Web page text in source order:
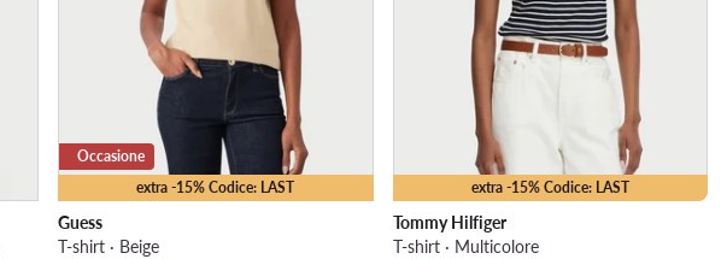
extra -15% Codice: LAST
Occasione
Guess
T-shirt · Beige
extra -15% Codice: LAST
Tommy Hilfiger
T-shirt · Multicolore